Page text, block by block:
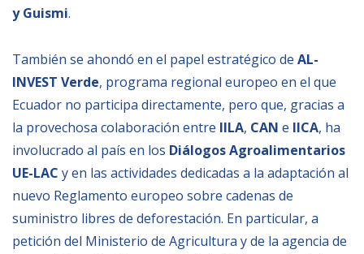
y Guismi.
También se ahondó en el papel estratégico de AL-
INVEST Verde, programa regional europeo en el que
Ecuador no participa directamente, pero que, gracias a
la provechosa colaboración entre IILA, CAN e IICA, ha
involucrado al país en los Diálogos Agroalimentarios
UE-LAC y en las actividades dedicadas a la adaptación al
nuevo Reglamento europeo sobre cadenas de
suministro libres de deforestación. En particular, a
petición del Ministerio de Agricultura y de la agencia de